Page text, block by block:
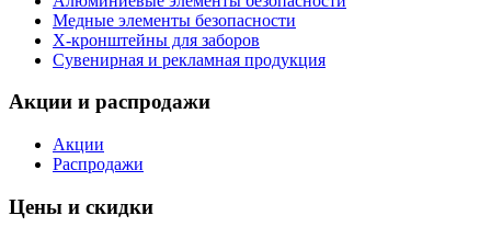
Медные элементы безопасности
X-кронштейны для заборов
Сувенирная и рекламная продукция
Акции и распродажи
Акции
Распродажи
Цены и скидки